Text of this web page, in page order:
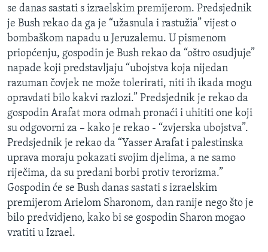
se danas sastati s izraelskim premijerom. Predsjednik
je Bush rekao da ga je “užasnula i rastužia” vijest o
bombaškom napadu u Jeruzalemu. U pismenom
priopćenju, gospodin je Bush rekao da “oštro osudjuje”
napade koji predstavljaju “ubojstva koja nijedan
razuman čovjek ne može tolerirati, niti ih ikada mogu
opravdati bilo kakvi razlozi.” Predsjednik je rekao da
gospodin Arafat mora odmah pronaći i uhititi one koji
su odgovorni za – kako je rekao - “zvjerska ubojstva”.
Predsjednik je rekao da “Yasser Arafat i palestinska
uprava moraju pokazati svojim djelima, a ne samo
riječima, da su predani borbi protiv terorizma.”
Gospodin će se Bush danas sastati s izraelskim
premijerom Arielom Sharonom, dan ranije nego što je
bilo predvidjeno, kako bi se gospodin Sharon mogao
vratiti u Izrael.